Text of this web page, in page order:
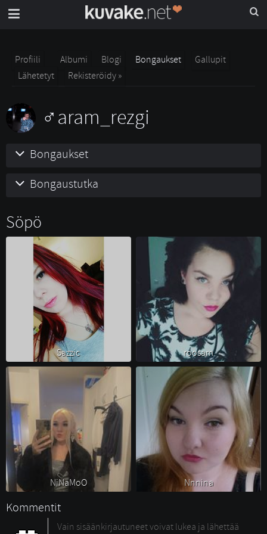
Profiili Albumi Blogi Bongaukset
Gallupit
Lähetetyt
Rekisteröidy »
aram_rezgi
Bongaukset
Bongaustutka
Söpö
Sazzic roosam
NiNaMoO Nnnina
Kommentit
Vain sisäänkirjautuneet voivat lukea ja lähettää